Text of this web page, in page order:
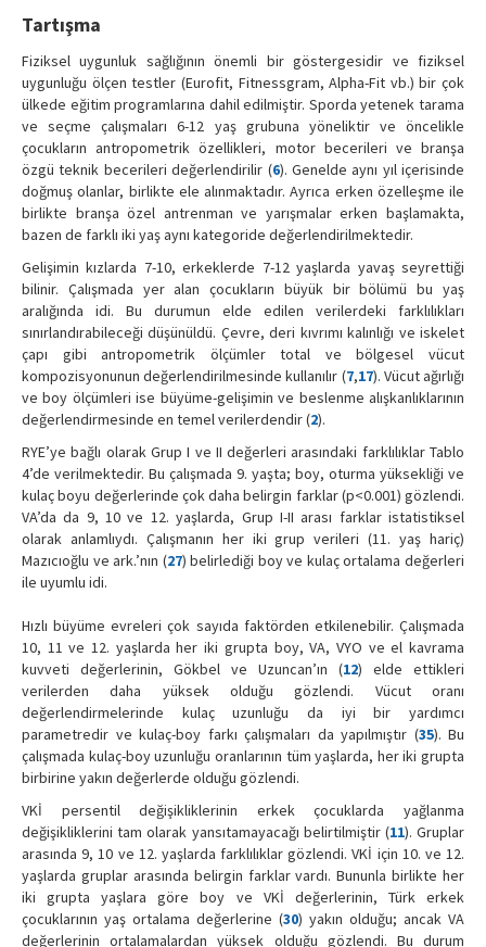
Tartışma
Fiziksel uygunluk sağlığının önemli bir göstergesidir ve fiziksel
uygunluğu ölçen testler (Eurofit, Fitnessgram, Alpha-Fit vb.) bir çok
ülkede eğitim programlarına dahil edilmiştir. Sporda yetenek tarama
ve seçme çalışmaları 6-12 yaş grubuna yöneliktir ve öncelikle
çocukların antropometrik özellikleri, motor becerileri ve branşa
özgü teknik becerileri değerlendirilir (6). Genelde aynı yıl içerisinde
doğmuş olanlar, birlikte ele alınmaktadır. Ayrıca erken özelleşme ile
birlikte branşa özel antrenman ve yarışmalar erken başlamakta,
bazen de farklı iki yaş aynı kategoride değerlendirilmektedir.
Gelişimin kızlarda 7-10, erkeklerde 7-12 yaşlarda yavaş seyrettiği
bilinir. Çalışmada yer alan çocukların büyük bir bölümü bu yaş
aralığında idi. Bu durumun elde edilen verilerdeki farklılıkları
sınırlandırabileceği düşünüldü. Çevre, deri kıvrımı kalınlığı ve iskelet
çapı gibi antropometrik ölçümler total ve bölgesel vücut
kompozisyonunun değerlendirilmesinde kullanılır (7,17). Vücut ağırlığı
ve boy ölçümleri ise büyüme-gelişimin ve beslenme alışkanlıklarının
değerlendirmesinde en temel verilerdendir (2).
RYE’ye bağlı olarak Grup I ve II değerleri arasındaki farklılıklar Tablo
4’de verilmektedir. Bu çalışmada 9. yaşta; boy, oturma yüksekliği ve
kulaç boyu değerlerinde çok daha belirgin farklar (p<0.001) gözlendi.
VA’da da 9, 10 ve 12. yaşlarda, Grup I-II arası farklar istatistiksel
olarak anlamlıydı. Çalışmanın her iki grup verileri (11. yaş hariç)
Mazıcıoğlu ve ark.’nın (27) belirlediği boy ve kulaç ortalama değerleri
ile uyumlu idi.
Hızlı büyüme evreleri çok sayıda faktörden etkilenebilir. Çalışmada
10, 11 ve 12. yaşlarda her iki grupta boy, VA, VYO ve el kavrama
kuvveti değerlerinin, Gökbel ve Uzuncan’ın (12) elde ettikleri
verilerden daha yüksek olduğu gözlendi. Vücut oranı
değerlendirmelerinde kulaç uzunluğu da iyi bir yardımcı
parametredir ve kulaç-boy farkı çalışmaları da yapılmıştır (35). Bu
çalışmada kulaç-boy uzunluğu oranlarının tüm yaşlarda, her iki grupta
birbirine yakın değerlerde olduğu gözlendi.
VKİ persentil değişikliklerinin erkek çocuklarda yağlanma
değişikliklerini tam olarak yansıtamayacağı belirtilmiştir (11). Gruplar
arasında 9, 10 ve 12. yaşlarda farklılıklar gözlendi. VKİ için 10. ve 12.
yaşlarda gruplar arasında belirgin farklar vardı. Bununla birlikte her
iki grupta yaşlara göre boy ve VKİ değerlerinin, Türk erkek
çocuklarının yaş ortalama değerlerine (30) yakın olduğu; ancak VA
değerlerinin ortalamalardan yüksek olduğu gözlendi. Bu durum